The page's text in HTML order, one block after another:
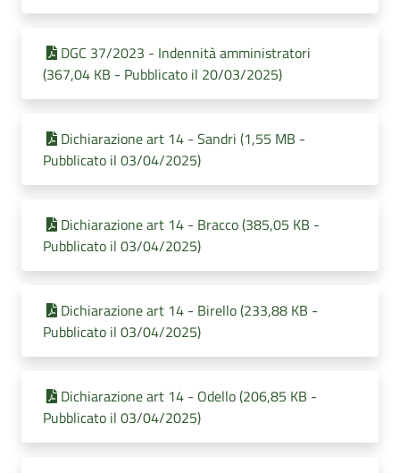
DGC 37/2023 - Indennità amministratori
(367,04 KB - Pubblicato il 20/03/2025)
Dichiarazione art 14 - Sandri (1,55 MB -
Pubblicato il 03/04/2025)
Dichiarazione art 14 - Bracco (385,05 KB -
Pubblicato il 03/04/2025)
Dichiarazione art 14 - Birello (233,88 KB -
Pubblicato il 03/04/2025)
Dichiarazione art 14 - Odello (206,85 KB -
Pubblicato il 03/04/2025)